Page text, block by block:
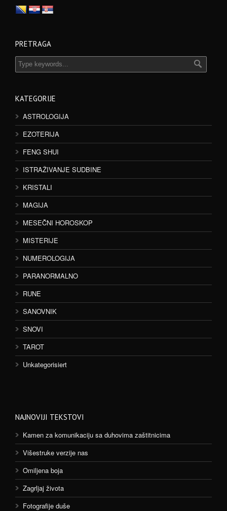
PRETRAGA
KATEGORIJE
ASTROLOGIJA
EZOTERIJA
FENG SHUI
ISTRAŽIVANJE SUDBINE
KRISTALI
MAGIJA
MESEČNI HOROSKOP
MISTERIJE
NUMEROLOGIJA
PARANORMALNO
RUNE
SANOVNIK
SNOVI
TAROT
Unkategorisiert
NAJNOVIJI TEKSTOVI
Kamen za komunikaciju sa duhovima zaštitnicima
Višestruke verzije nas
Omiljena boja
Zagrljaj života
Fotografije duše